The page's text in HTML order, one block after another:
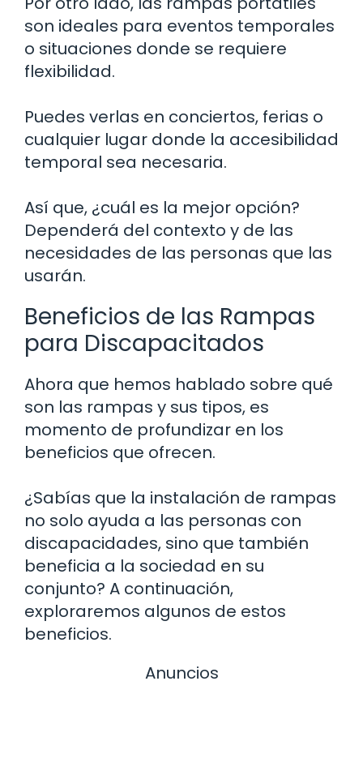
son ideales para eventos temporales
o situaciones donde se requiere
flexibilidad.
Puedes verlas en conciertos, ferias o
cualquier lugar donde la accesibilidad
temporal sea necesaria.
Así que, ¿cuál es la mejor opción?
Dependerá del contexto y de las
necesidades de las personas que las
usarán.
Beneficios de las Rampas
para Discapacitados
Ahora que hemos hablado sobre qué
son las rampas y sus tipos, es
momento de profundizar en los
beneficios que ofrecen.
¿Sabías que la instalación de rampas
no solo ayuda a las personas con
discapacidades, sino que también
beneficia a la sociedad en su
conjunto? A continuación,
exploraremos algunos de estos
beneficios.
Anuncios